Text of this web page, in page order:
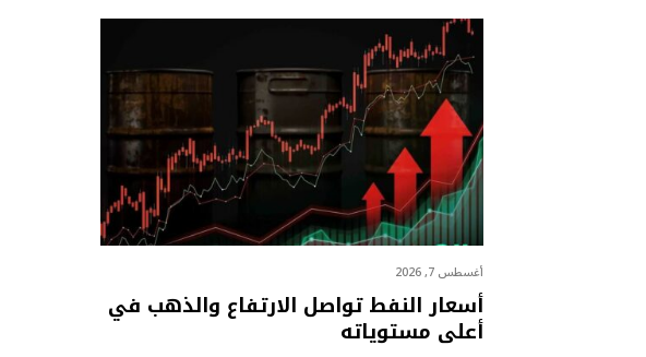
أغسطس 7, 2026
أسعار النفط تواصل الارتفاع والذهب في
أعلى مستوياته